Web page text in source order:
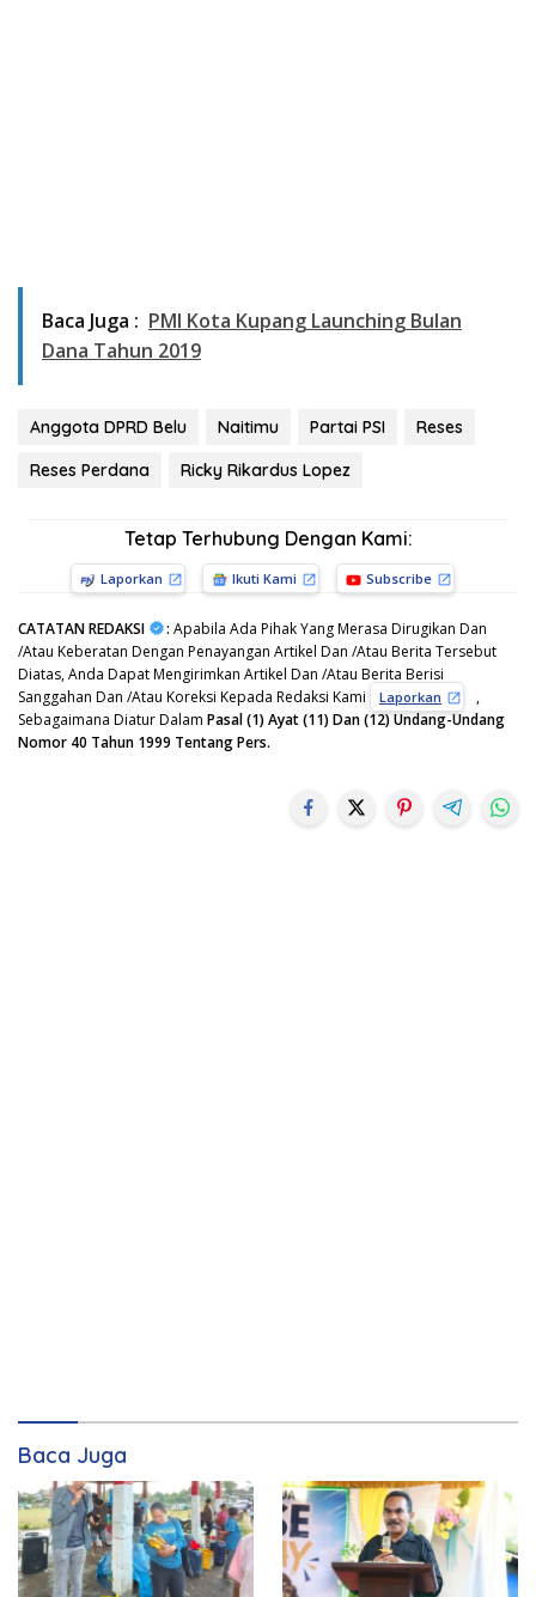
Baca Juga : PMI Kota Kupang Launching Bulan
Dana Tahun 2019
Anggota DPRD Belu Naitimu Partai PSI
Reses
Reses Perdana
Ricky Rikardus Lopez
Tetap Terhubung Dengan Kami:
Laporkan Ikuti Kami Subscribe
CATATAN REDAKSI : Apabila Ada Pihak Yang Merasa Dirugikan Dan
/Atau Keberatan Dengan Penayangan Artikel Dan /Atau Berita Tersebut
Diatas, Anda Dapat Mengirimkan Artikel Dan /Atau Berita Berisi
Sanggahan Dan /Atau Koreksi Kepada Redaksi Kami
Laporkan
,
Sebagaimana Diatur Dalam Pasal (1) Ayat (11) Dan (12) Undang-Undang
Nomor 40 Tahun 1999 Tentang Pers.
Baca Juga